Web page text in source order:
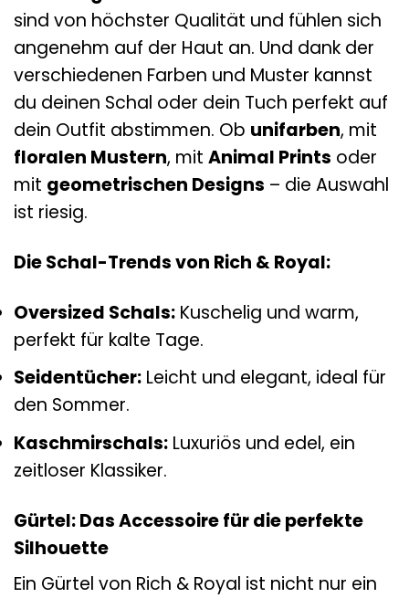
sind von höchster Qualität und fühlen sich
angenehm auf der Haut an. Und dank der
verschiedenen Farben und Muster kannst
du deinen Schal oder dein Tuch perfekt auf
dein Outfit abstimmen. Ob unifarben, mit
floralen Mustern, mit Animal Prints oder
mit geometrischen Designs – die Auswahl
ist riesig.
Die Schal-Trends von Rich & Royal:
Oversized Schals: Kuschelig und warm,
perfekt für kalte Tage.
Seidentücher: Leicht und elegant, ideal für
den Sommer.
Kaschmirschals: Luxuriös und edel, ein
zeitloser Klassiker.
Gürtel: Das Accessoire für die perfekte
Silhouette
Ein Gürtel von Rich & Royal ist nicht nur ein